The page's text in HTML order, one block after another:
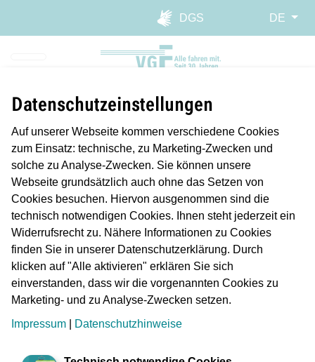
Direkt zur Hauptnavigation
Direkt zum Inhalt springen
Webseiten-Barriere melden
DGS
DE
Vielen Dank!
Wir haben Ihre Buchungsanfrage erhalten.
Ein Mitarbeiter wird sich in Kürze mit Ihnen in Verbindung
setzen.
Zu den
Compliance
Datenschutzeinstellungen
Auf unserer Webseite kommen verschiedene Cookies
zum Einsatz: technische, zu Marketing-Zwecken und
solche zu Analyse-Zwecken. Sie können unsere
Webseite grundsätzlich auch ohne das Setzen von
Cookies besuchen. Hiervon ausgenommen sind die
technisch notwendigen Cookies. Ihnen steht jederzeit ein
Widerrufsrecht zu. Nähere Informationen zu Cookies
finden Sie in unserer Datenschutzerklärung. Durch
klicken auf "Alle aktivieren" erklären Sie sich
einverstanden, dass wir die vorgenannten Cookies zu
Marketing- und zu Analyse-Zwecken setzen.
Impressum
Datenschutzhinweise